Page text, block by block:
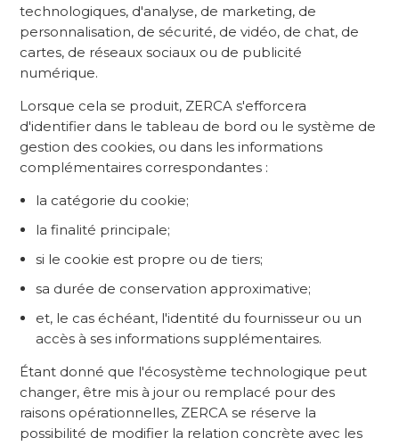
technologiques, d'analyse, de marketing, de
personnalisation, de sécurité, de vidéo, de chat, de
cartes, de réseaux sociaux ou de publicité
numérique.
Lorsque cela se produit, ZERCA s'efforcera
d'identifier dans le tableau de bord ou le système de
gestion des cookies, ou dans les informations
complémentaires correspondantes :
la catégorie du cookie;
la finalité principale;
si le cookie est propre ou de tiers;
sa durée de conservation approximative;
et, le cas échéant, l'identité du fournisseur ou un
accès à ses informations supplémentaires.
Étant donné que l'écosystème technologique peut
changer, être mis à jour ou remplacé pour des
raisons opérationnelles, ZERCA se réserve la
possibilité de modifier la relation concrète avec les